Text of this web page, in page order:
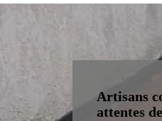
Artisans
attentes